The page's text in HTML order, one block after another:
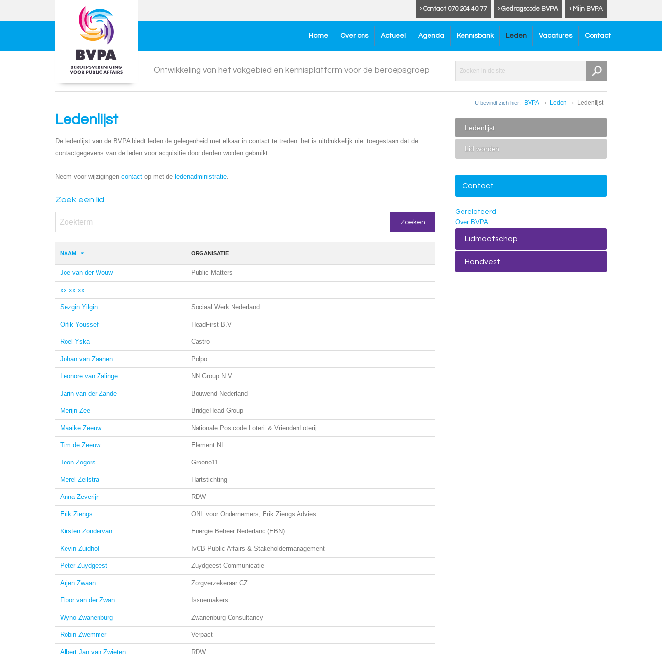
› Mijn BVPA
› Gedragscode BVPA
› Contact 070 204 40 77
Home Over ons Actueel Agenda Kennisbank Leden Vacatures Contact
Ontwikkeling van het vakgebied en kennisplatform voor de beroepsgroep
U bevindt zich hier: BVPA Leden Ledenlijst
Ledenlijst
De ledenlijst van de BVPA biedt leden de gelegenheid met elkaar in contact te treden, het is uitdrukkelijk niet toegestaan dat de
contactgegevens van de leden voor acquisitie door derden worden gebruikt.
Neem voor wijzigingen contact op met de ledenadministratie.
Zoek een lid
NAAM ORGANISATIE
Joe van der Wouw Public Matters
xx xx xx
Sezgin Yilgin Sociaal Werk Nederland
Oifik Youssefi HeadFirst B.V.
Roel Yska Castro
Johan van Zaanen Polpo
Leonore van Zalinge NN Group N.V.
Jarin van der Zande Bouwend Nederland
Merijn Zee BridgeHead Group
Maaike Zeeuw Nationale Postcode Loterij & VriendenLoterij
Tim de Zeeuw Element NL
Toon Zegers Groene11
Merel Zeilstra Hartstichting
Anna Zeverijn RDW
Erik Ziengs ONL voor Ondernemers, Erik Ziengs Advies
Kirsten Zondervan Energie Beheer Nederland (EBN)
Kevin Zuidhof IvCB Public Affairs & Stakeholdermanagement
Peter Zuydgeest Zuydgeest Communicatie
Arjen Zwaan Zorgverzekeraar CZ
Floor van der Zwan Issuemakers
Wyno Zwanenburg Zwanenburg Consultancy
Robin Zwemmer Verpact
Albert Jan van Zwieten RDW
Ledenlijst
Lid worden
Contact
Gerelateerd
Over BVPA
Lidmaatschap
Handvest